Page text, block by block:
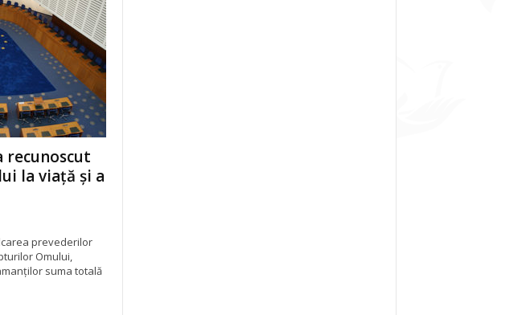
recunoscut
la viaţă şi a
prevederilor
Omului,
suma totală